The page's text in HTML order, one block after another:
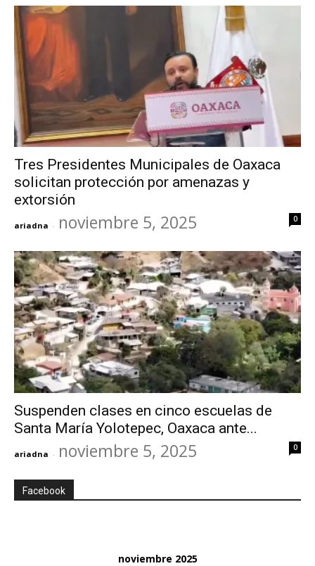
Tres Presidentes Municipales de Oaxaca
solicitan protección por amenazas y
extorsión
ariadna - noviembre 5, 2025 0
Suspenden clases en cinco escuelas de
Santa María Yolotepec, Oaxaca ante...
ariadna - noviembre 5, 2025 0
Facebook
noviembre 2025